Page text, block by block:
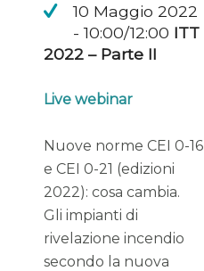
10 Maggio 2022
- 10:00/12:00 ITT
2022 – Parte II
Live webinar
Nuove norme CEI 0-16
e CEI 0-21 (edizioni
2022): cosa cambia.
Gli impianti di
rivelazione incendio
secondo la nuova